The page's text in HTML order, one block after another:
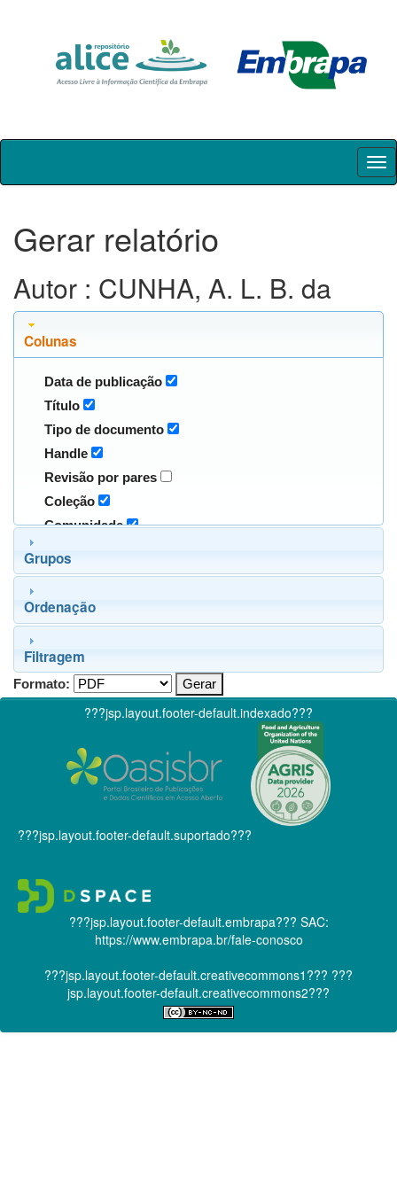
Skip
Gerar relatório
Autor : CUNHA, A. L. B. da
Colunas
Data de publicação
Título
Tipo de documento
Handle
Revisão por pares
Coleção
Comunidade
Grupos
Ordenação
Filtragem
Formato:
???jsp.layout.footer-default.indexado???
???jsp.layout.footer-default.suportado???
???jsp.layout.footer-default.embrapa??? SAC:
https://www.embrapa.br/fale-conosco
???jsp.layout.footer-default.creativecommons1??? ???
jsp.layout.footer-default.creativecommons2???